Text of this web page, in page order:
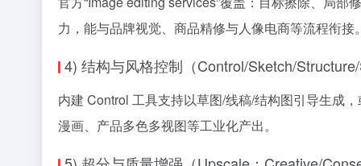
力，能与品牌视觉、商品精修与人像电商等流程衔接
4) 结构与风格控制（Control/Sketch/
内建 Control 工具支持以草图/线稿/结构图引导生成
漫画、产品多色多视图等工业化产出。